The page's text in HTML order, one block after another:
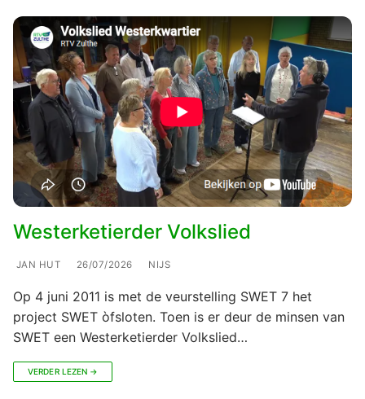
Westerketierder Volkslied
JAN HUT 26/07/2026 NIJS
Op 4 juni 2011 is met de veurstelling SWET 7 het
project SWET òfsloten. Toen is er deur de minsen van
SWET een Westerketierder Volkslied…
VERDER LEZEN →